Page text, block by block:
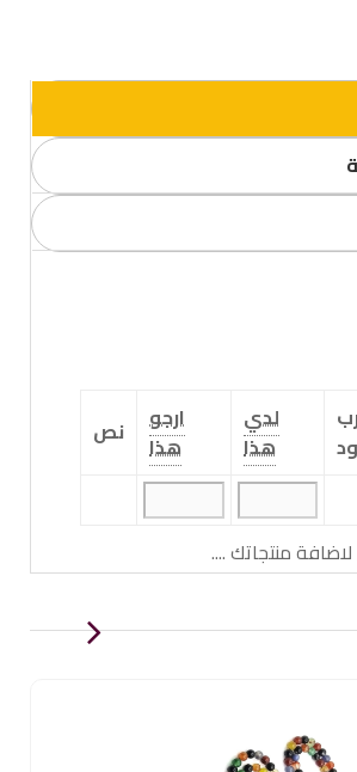
لدي
هذا
ارجو
هذا
نص
لاضافة منتجاتك ....